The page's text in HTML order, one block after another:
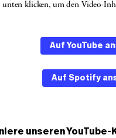
klicken, um den Video-
Auf YouTube
Auf Spotify
unserenYouTube-